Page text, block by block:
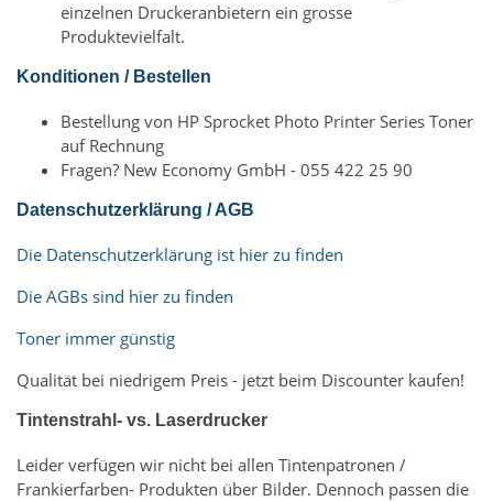
einzelnen Druckeranbietern ein grosse
Produktevielfalt.
Konditionen / Bestellen
Bestellung von HP Sprocket Photo Printer Series Toner
auf Rechnung
Fragen? New Economy GmbH - 055 422 25 90
Datenschutzerklärung / AGB
Die Datenschutzerklärung ist hier zu finden
Die AGBs sind hier zu finden
Toner immer günstig
Qualität bei niedrigem Preis - jetzt beim Discounter kaufen!
Tintenstrahl- vs. Laserdrucker
Leider verfügen wir nicht bei allen Tintenpatronen /
Frankierfarben- Produkten über Bilder. Dennoch passen die